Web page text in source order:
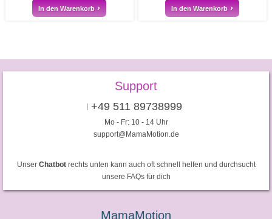
In den Warenkorb In den Warenkorb
Support
+49 511 89738999
Mo - Fr: 10 - 14 Uhr
support@MamaMotion.de
Unser Chatbotrechts unten kann auch oft schnell helfen und durchsucht
unsere FAQs für dich
MamaMotion